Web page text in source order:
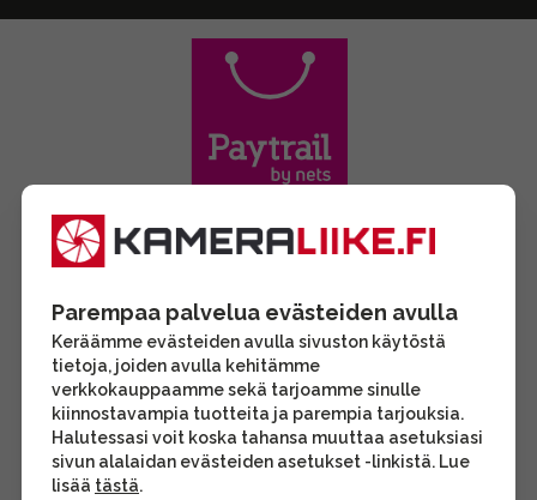
Parempaa palvelua evästeiden avulla
Keräämme evästeiden avulla sivuston käytöstä
tietoja, joiden avulla kehitämme
verkkokauppaamme sekä tarjoamme sinulle
kiinnostavampia tuotteita ja parempia tarjouksia.
Halutessasi voit koska tahansa muuttaa asetuksiasi
sivun alalaidan evästeiden asetukset -linkistä. Lue
lisää tästä.